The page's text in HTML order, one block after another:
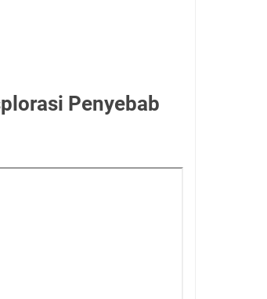
Penyebab